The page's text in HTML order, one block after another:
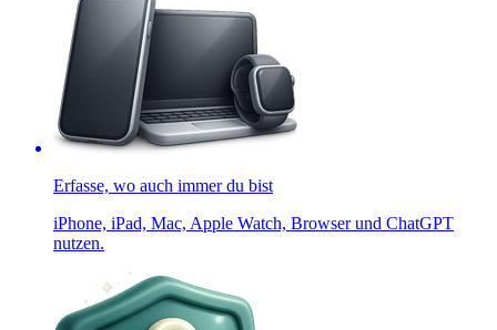
Erfasse, wo auch immer du bist
iPhone, iPad, Mac, Apple Watch, Browser und ChatGPT
nutzen.